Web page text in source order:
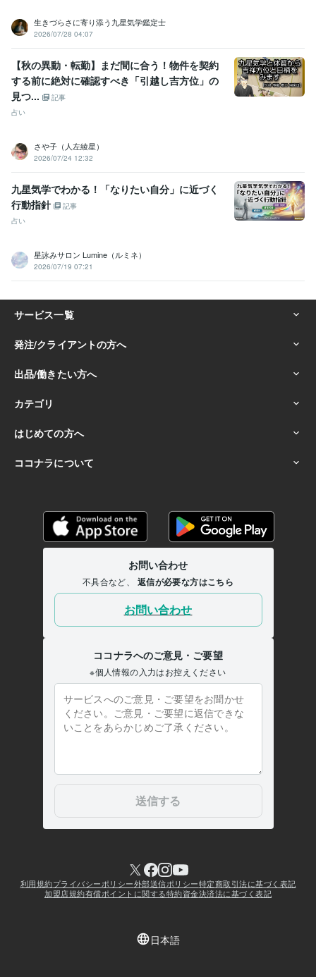
生きづらさに寄り添う九星気学鑑定士
2026/07/28 04:07
【秋の異動・転勤】まだ間に合う！物件を契約
する前に絶対に確認すべき「引越し吉方位」の
見つ...
記事
占い
さや子（人左綾星）
2026/07/24 12:32
九星気学でわかる！「なりたい自分」に近づく
行動指針
記事
占い
星詠みサロン Lumine（ルミネ）
2026/07/19 07:21